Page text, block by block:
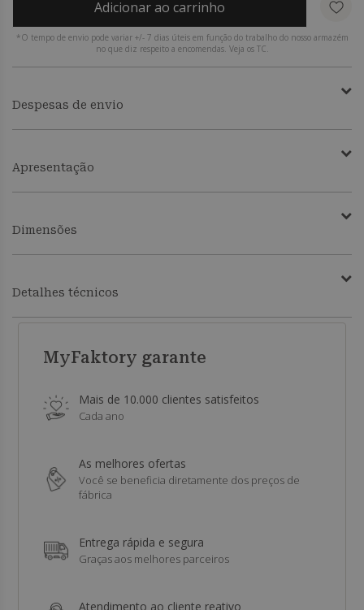
Adicionar ao carrinho
*O tempo de envio pode variar +/- 7 dias úteis em função do trabalho do nosso armazém
no que diz respeito a encomendas. Veja os TC.
Despesas de envio
Apresentação
Dimensões
Detalhes técnicos
MyFaktory garante
Mais de 10.000 clientes satisfeitos
Cada ano
As melhores ofertas
Você se beneficia diretamente dos preços de
fábrica
Entrega rápida e segura
Graças aos melhores parceiros
Atendimento ao cliente reativo